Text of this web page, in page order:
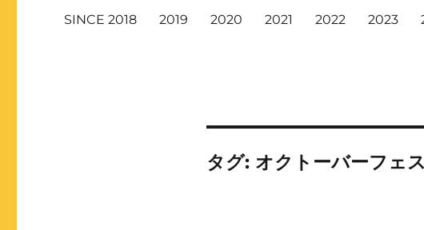
SINCE 2018 2019 2020 2021 2022 2023
タグ: オクトーバーフェ